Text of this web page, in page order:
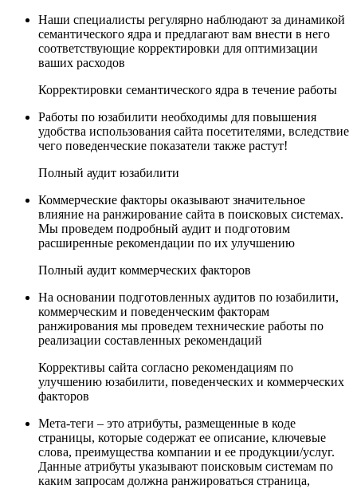
Наши специалисты регулярно наблюдают за динамикой
семантического ядра и предлагают вам внести в него
соответствующие корректировки для оптимизации
ваших расходов
Корректировки семантического ядра в течение работы
Работы по юзабилити необходимы для повышения
удобства использования сайта посетителями, вследствие
чего поведенческие показатели также растут!
Полный аудит юзабилити
Коммерческие факторы оказывают значительное
влияние на ранжирование сайта в поисковых системах.
Мы проведем подробный аудит и подготовим
расширенные рекомендации по их улучшению
Полный аудит коммерческих факторов
На основании подготовленных аудитов по юзабилити,
коммерческим и поведенческим факторам
ранжирования мы проведем технические работы по
реализации составленных рекомендаций
Коррективы сайта согласно рекомендациям по
улучшению юзабилити, поведенческих и коммерческих
факторов
Мета-теги – это атрибуты, размещенные в коде
страницы, которые содержат ее описание, ключевые
слова, преимущества компании и ее продукции/услуг.
Данные атрибуты указывают поисковым системам по
каким запросам должна ранжироваться страница,